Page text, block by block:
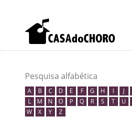
Pesquisa alfabética
A B C D E F G H I J
L
M N O P Q R S T U
W
X Y Z